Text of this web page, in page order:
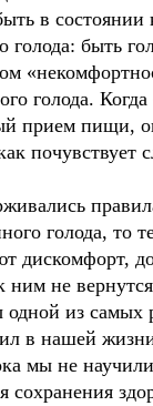
в
голода: быть
голода.
прием пищи,
почувствует
голода, то
дискомфорт,
ним не
одной из самых
в нашей
мы не
сохранения